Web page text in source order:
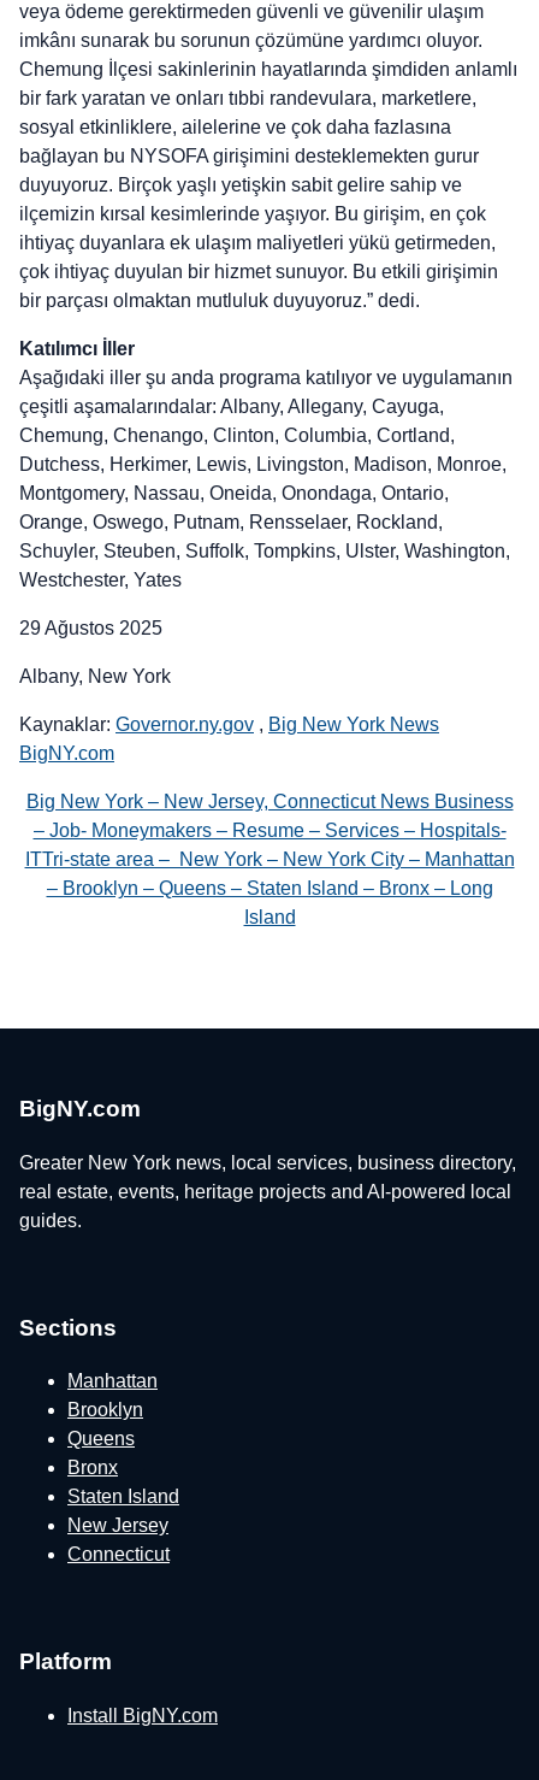
veya ödeme gerektirmeden güvenli ve güvenilir ulaşım
imkânı sunarak bu sorunun çözümüne yardımcı oluyor.
Chemung İlçesi sakinlerinin hayatlarında şimdiden anlamlı
bir fark yaratan ve onları tıbbi randevulara, marketlere,
sosyal etkinliklere, ailelerine ve çok daha fazlasına
bağlayan bu NYSOFA girişimini desteklemekten gurur
duyuyoruz. Birçok yaşlı yetişkin sabit gelire sahip ve
ilçemizin kırsal kesimlerinde yaşıyor. Bu girişim, en çok
ihtiyaç duyanlara ek ulaşım maliyetleri yükü getirmeden,
çok ihtiyaç duyulan bir hizmet sunuyor. Bu etkili girişimin
bir parçası olmaktan mutluluk duyuyoruz.” dedi.
Katılımcı İller
Aşağıdaki iller şu anda programa katılıyor ve uygulamanın
çeşitli aşamalarındalar: Albany, Allegany, Cayuga,
Chemung, Chenango, Clinton, Columbia, Cortland,
Dutchess, Herkimer, Lewis, Livingston, Madison, Monroe,
Montgomery, Nassau, Oneida, Onondaga, Ontario,
Orange, Oswego, Putnam, Rensselaer, Rockland,
Schuyler, Steuben, Suffolk, Tompkins, Ulster, Washington,
Westchester, Yates
29 Ağustos 2025
Albany, New York
Kaynaklar: Governor.ny.gov , Big New York News
BigNY.com
Big New York – New Jersey, Connecticut News Business
– Job- Moneymakers – Resume – Services – Hospitals-
ITTri-state area – New York – New York City – Manhattan
– Brooklyn – Queens – Staten Island – Bronx – Long
Island
BigNY.com
Greater New York news, local services, business directory,
real estate, events, heritage projects and AI-powered local
guides.
Sections
Manhattan
Brooklyn
Queens
Bronx
Staten Island
New Jersey
Connecticut
Platform
Install BigNY.com